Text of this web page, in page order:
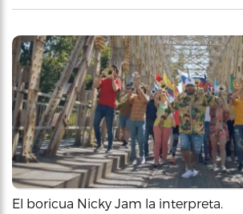
El boricua Nicky Jam la interpreta.